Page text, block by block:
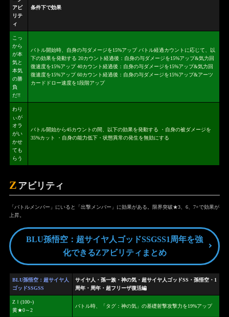
アビ
リテ
ィ
条件下で効果
こっ
から
が本
気と
本気
の勝
負
だ!!
バトル開始時、自身の与ダメージを15%アップ バトル経過カウントに応じて、以
下の効果を発動する 20カウント経過後：自身の与ダメージを15%アップ&気力回
復速度を15%アップ 40カウント経過後：自身の与ダメージを15%アップ&気力回
復速度を15%アップ 60カウント経過後：自身の与ダメージを15%アップ&アーツ
カードドロー速度を1段階アップ
わり
ぃが
オラ
がい
かせ
ても
らう
バトル開始から45カウントの間、以下の効果を発動する ・自身の被ダメージを
35%カット ・自身の能力低下・状態異常の発生を無効にする
Z アビリティ
「バトルメンバー」にいると「出撃メンバー」に効果がある。限界突破★3、6、7+で効果が
上昇。
BLU孫悟空：超サイヤ人ゴッドSSGSS1周年を強
化できるZアビリティまとめ
BLU孫悟空：超サイヤ人
ゴッドSSGSS
サイヤ人・孫一族・神の気・超サイヤ人ゴッドSS・孫悟空・1
周年・周年・超フリーザ復活編
ZⅠ(100~)
黄★0～2
バトル時、「タグ：神の気」の基礎射撃攻撃力を19%アップ